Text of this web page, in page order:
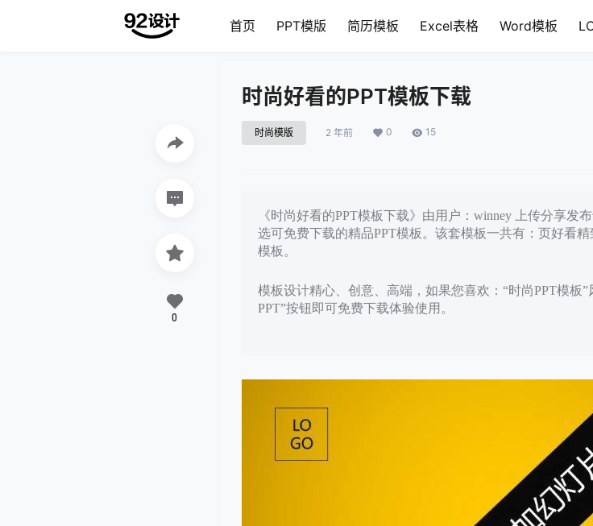
首页 PPT模版 简历模板 Excel表格 Word模板
时尚好看的PPT模板下载
时尚模版 2 年前 0 15
《时尚好看的PPT模板下载》由用户：winney 上传分享发
选可免费下载的精品PPT模板。该套模板一共有：页好看
模板。
模板设计精心、创意、高端，如果您喜欢：“时尚PPT模板
PPT”按钮即可免费下载体验使用。
0